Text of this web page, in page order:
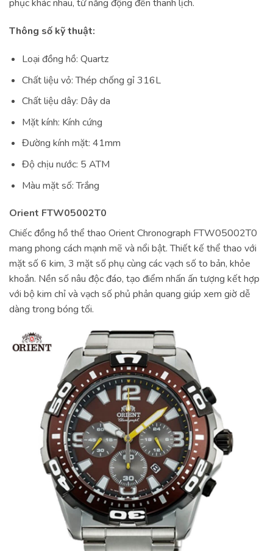
phục khác nhau, từ năng động đến thanh lịch.
Thông số kỹ thuật:
Loại đồng hồ: Quartz
Chất liệu vỏ: Thép chống gỉ 316L
Chất liệu dây: Dây da
Mặt kính: Kính cứng
Đường kính mặt: 41mm
Độ chịu nước: 5 ATM
Màu mặt số: Trắng
Orient FTW05002T0
Chiếc đồng hồ thể thao Orient Chronograph FTW05002T0
mang phong cách mạnh mẽ và nổi bật. Thiết kế thể thao với
mặt số 6 kim, 3 mặt số phụ cùng các vạch số to bản, khỏe
khoắn. Nền số nâu độc đáo, tạo điểm nhấn ấn tượng kết hợp
với bộ kim chỉ và vạch số phủ phản quang giúp xem giờ dễ
dàng trong bóng tối.